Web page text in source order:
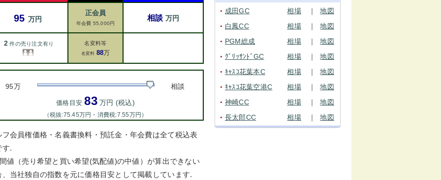
95 万円
2 件の売り注文有り
正会員
年会費 55,000円
名変料等
名変料 88万
相談 万円
95万 相談
価格目安83万円 (税込)
（税抜:75.45万円・消費税:7.55万円）
フ会員権価格・名義書換料・預託金・年会費は全て税込表
す.
値（売り希望と買い希望(気配値)の中値）が算出できない
、当社独自の指数を元に価格目安として掲載しています.
● 成田GC 相場 ｜ 地図
● 白鳳CC 相場 ｜ 地図
● PGM総成 相場 ｜ 地図
● ｸﾞﾘｯｻﾝﾄﾞGC 相場 ｜ 地図
● ｷｬｽｺ花葉本C 相場 ｜ 地図
● ｷｬｽｺ花葉空港C 相場 ｜ 地図
● 神崎CC 相場 ｜ 地図
● 長太郎CC 相場 ｜ 地図